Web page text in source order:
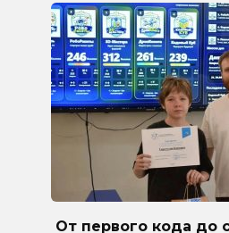
От первого кода до